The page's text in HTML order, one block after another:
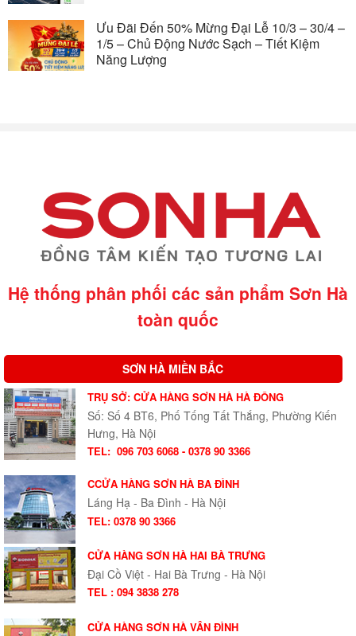
Ưu Đãi Đến 50% Mừng Đại Lễ 10/3 – 30/4 –
1/5 – Chủ Động Nước Sạch – Tiết Kiệm
Năng Lượng
Hệ thống phân phối các sản phẩm Sơn Hà
toàn quốc
SƠN HÀ MIỀN BẮC
TRỤ SỞ: CỬA HÀNG SƠN HÀ HÀ ĐÔNG
Số: Số 4 BT6, Phố Tống Tất Thắng, Phường Kiến
Hưng, Hà Nội
TEL: 096 703 6068 - 0378 90 3366
CCỬA HÀNG SƠN HÀ BA ĐÌNH
Láng Hạ - Ba Đình - Hà Nội
TEL: 0378 90 3366
CỬA HÀNG SƠN HÀ HAI BÀ TRƯNG
Đại Cồ Việt - Hai Bà Trưng - Hà Nội
TEL : 094 3838 278
CỬA HÀNG SƠN HÀ VÂN ĐÌNH